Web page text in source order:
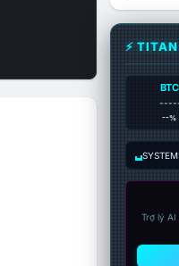
⚡
BTC
--%
Trợ lý